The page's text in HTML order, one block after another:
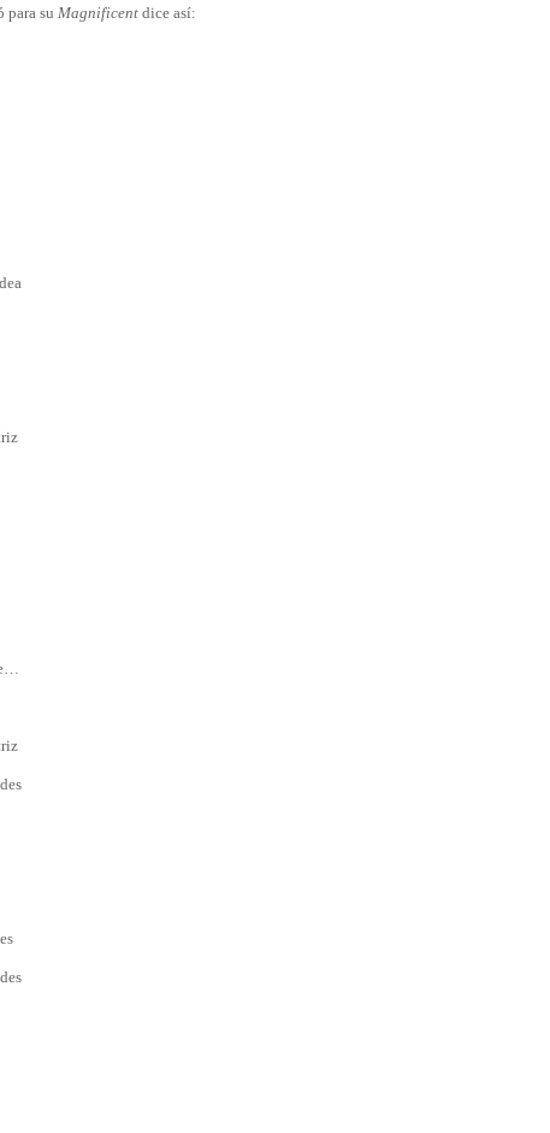
para su Magnificent dice así: